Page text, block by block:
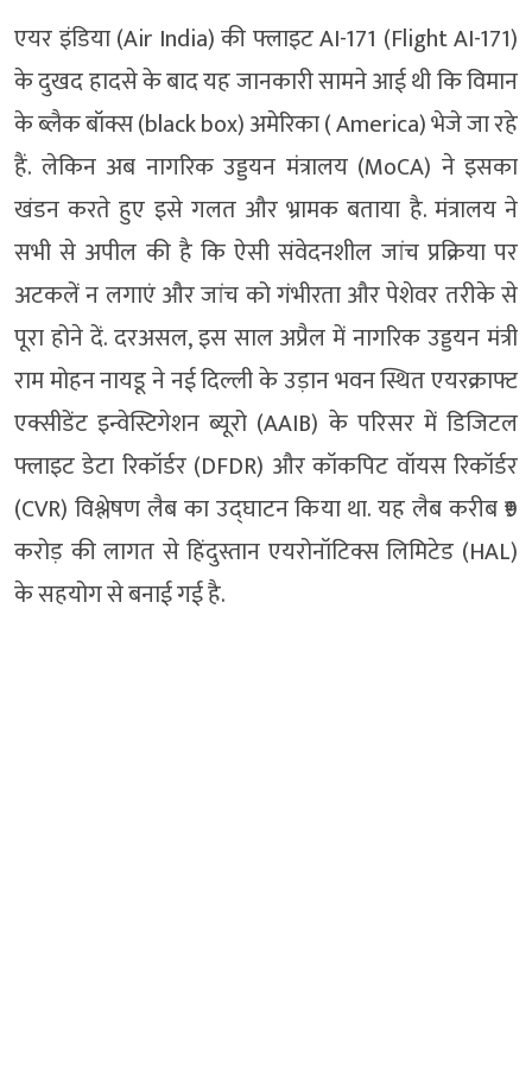
एयर इंडिया (Air India) की फ्लाइट AI-171 (Flight AI-171)
के दुखद हादसे के बाद यह जानकारी सामने आई थी कि विमान
के ब्लैक बॉक्स (black box) अमेरिका ( America) भेजे जा रहे
हैं. लेकिन अब नागरिक उड्डयन मंत्रालय (MoCA) ने इसका
खंडन करते हुए इसे गलत और भ्रामक बताया है. मंत्रालय ने
सभी से अपील की है कि ऐसी संवेदनशील जांच प्रक्रिया पर
अटकलें न लगाएं और जांच को गंभीरता और पेशेवर तरीके से
पूरा होने दें. दरअसल, इस साल अप्रैल में नागरिक उड्डयन मंत्री
राम मोहन नायडू ने नई दिल्ली के उड़ान भवन स्थित एयरक्राफ्ट
एक्सीडेंट इन्वेस्टिगेशन ब्यूरो (AAIB) के परिसर में डिजिटल
फ्लाइट डेटा रिकॉर्डर (DFDR) और कॉकपिट वॉयस रिकॉर्डर
(CVR) विश्लेषण लैब का उद्घाटन किया था. यह लैब करीब ₹9
करोड़ की लागत से हिंदुस्तान एयरोनॉटिक्स लिमिटेड (HAL)
के सहयोग से बनाई गई है.